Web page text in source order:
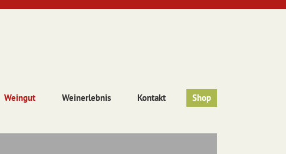
Weingut Weinerlebnis Kontakt Shop